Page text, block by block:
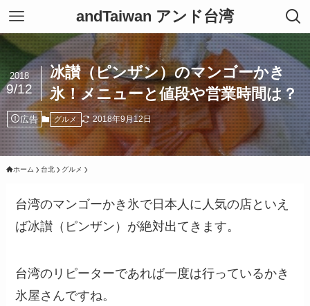
andTaiwan アンド台湾
冰讃（ピンザン）のマンゴーかき
氷！メニューと値段や営業時間は？
2018
9/12
広告 グルメ 2018年9月12日
ホーム 台北 グルメ
台湾のマンゴーかき氷で日本人に人気の店といえ
ば冰讃（ピンザン）が絶対出てきます。
台湾のリピーターであれば一度は行っているかき
氷屋さんですね。